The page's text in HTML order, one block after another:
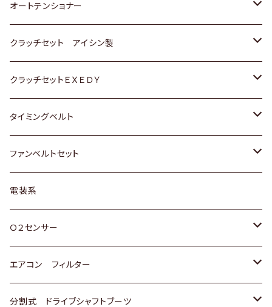
スバル
三菱
スバル
三菱
スバル
いすゞ
ダイハツ
マツダ
三菱
スバル
日野
GOLF
ＷＡＧＥＮ
アストロ（シボレー）
クライスラー
ＷＡＧＥＮ
ＶＯＬＶＯ
ホンダ
スズキ
日産
ダイハツ
マツダ
三菱
スバル
スズキ
ダイハツ
日産
ホンダ
マツダ
オートテンショナー
トヨタ
クラッチセット アイシン製
ホンダ
スズキ
ダイハツ
マツダ
三菱
スバル
クラッチセットＥＸＥＤＹ
ホンダ
スズキ
日産
ダイハツ
マツダ
三菱
タイミングベルト
トヨタ
スズキ
ダイハツ
三菱
スバル
ファンベルトセット
トヨタ
ホンダ
スズキ
日産
電装系
Ｏ２センサー
トヨタ
ホンダ
エアコン フィルター
トヨタ
分割式 ドライブシャフトブーツ